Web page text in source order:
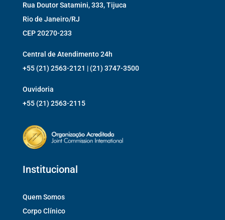
Rua Doutor Satamini, 333, Tijuca
Rio de Janeiro/RJ
CEP 20270-233
Central de Atendimento 24h
+55 (21) 2563-2121 | (21) 3747-3500
Ouvidoria
+55 (21) 2563-2115
Institucional
Quem Somos
Corpo Clínico